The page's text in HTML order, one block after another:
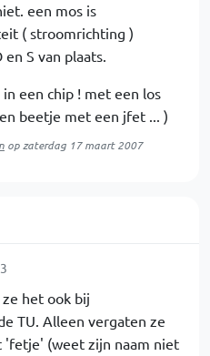
een mos is
( stroomrichting )
S van plaats.
een chip ! met een los
beetje met een jfet ... )
op zaterdag 17 maart 2007
het ook bij
TU. Alleen vergaten ze
'fetje' (weet zijn naam niet